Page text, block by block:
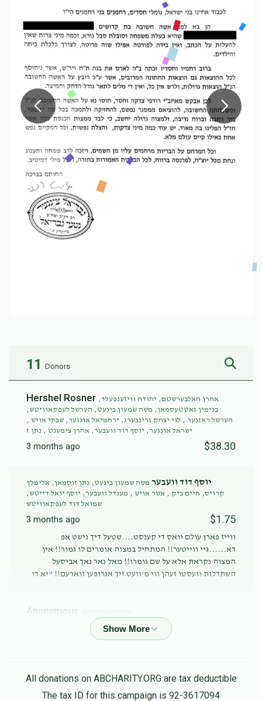
11 Donors
Hershel Rosner אהרן האלבערשטם, יהודה וויזענפעלד,
בנימין גאטטעסמאן, משה שמעון בינעט, הערשל לעפקאוויטש,
הערשל ראזנער , לוי יצחק גרינבערג, ירחמיאל אונגער, שבתי אויש ,
ישראל אונגער, יוסף דוד וועבער, אהרן צימענט , נתן ז
3 months ago $38.30
יוסף דוד וועבער משה שמעון בינעט, נתן זוסמאן, אלימלך
קרויס, חיים ביק , אשר אויש , מענדל וועבער, יוסף יואל דייטש,
שמואל דוד לעפקאוויטש
3 months ago $1.75
ווייז פארן עולם וואס די קענסט....שטעל דיך נישט אפ
דא......גיי ווייטער!! המתחיל במצוה אומרים לו גמור!! אין
המצוה נקראת אלא על שם גומרו!! מאל נאר נאך אביסעל
השתדלות וועסטו זעהן ווי מ'וועט זיך אנרופען ווארעם!! "יא דו
Anonymous יוסף יואל דייטש
3 months ago $18.00
All donations on ABCHARITY.ORG are tax deductible
The tax ID for this campaign is 92-3617094